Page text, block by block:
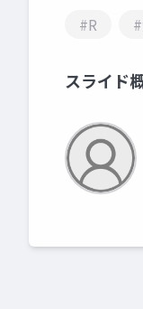
#R
スライド